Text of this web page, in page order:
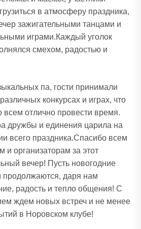
в атмосферу праздника,
зажигательными танцами и
играми.Каждый уголок
смехом, радостью и
па, гости принимали
конкурсах и играх, что
всем отлично провести время.
дружбы и единения царила на
всего праздника.Спасибо всем
и организаторам за этот
вечер! Пусть новогодние
продолжаются, даря нам
радость и тепло общения! С
ждем новых встреч и не менее
в Норовском клубе!